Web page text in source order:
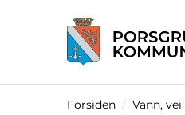
Forsiden Vann,